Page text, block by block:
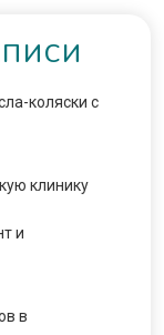
коляски с
клинику
и
в